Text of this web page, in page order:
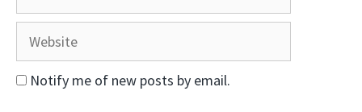
Website
Notify me of new posts by email.